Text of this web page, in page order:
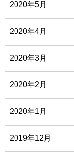
2020年5月
2020年4月
2020年3月
2020年2月
2020年1月
2019年12月